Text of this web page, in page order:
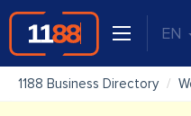
EN
1188 Business Directory